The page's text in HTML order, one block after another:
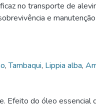
no transporte de
e
,Tambaqui, Lippia alba,
Efeito do óleo essencial